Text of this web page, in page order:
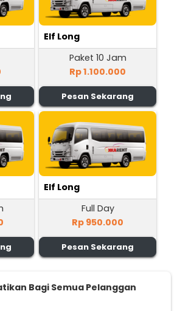
Elf Long
Paket 10 Jam
Rp 1.100.000
Pesan Sekarang
Elf Long
Full Day
Rp 950.000
Pesan Sekarang
Bagi Semua Pelanggan